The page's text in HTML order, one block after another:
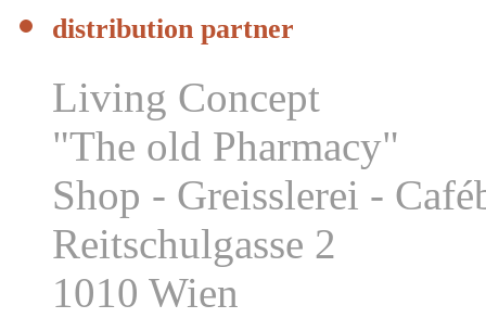
distribution partner
Living Concept
"The old Pharmacy"
Shop - Greisslerei -
Reitschulgasse 2
1010 Wien